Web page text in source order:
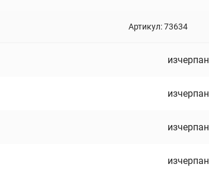
Артикул:73634
изчерпан
изчерпан
изчерпан
изчерпан